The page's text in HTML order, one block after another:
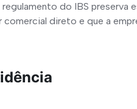
do IBS preserva
direto e que a